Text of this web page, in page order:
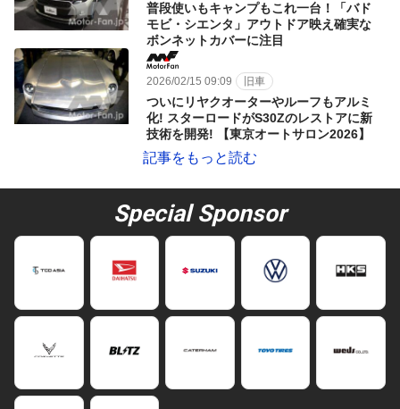
普段使いもキャンプもこれ一台！「バド
モビ・シエンタ」アウトドア映え確実な
ボンネットカバーに注目
2026/02/15 09:09 旧車
ついにリヤクオーターやルーフもアルミ
化! スターロードがS30Zのレストアに新
技術を開発! 【東京オートサロン2026】
記事をもっと読む
Special Sponsor